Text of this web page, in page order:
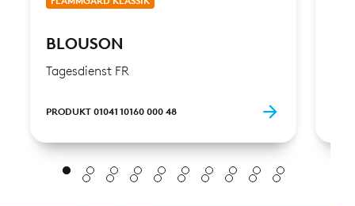
BLOUSON
Tagesdienst FR
PRODUKT 01041 10160 000 48